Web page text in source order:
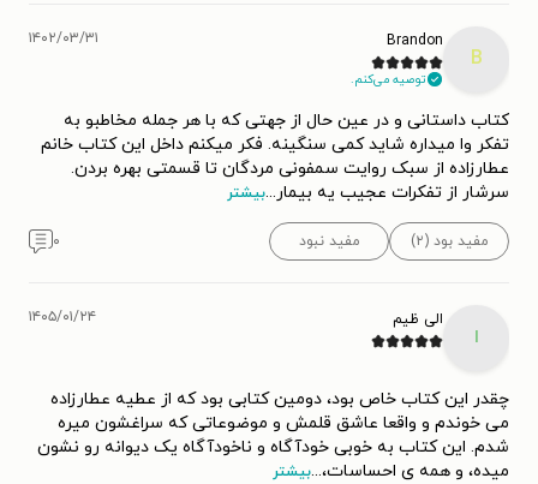
B
Brandon
توصیه می‌کنم.
۱۴۰۲/۰۳/۳۱
کتاب داستانی و در عین حال از جهتی که با هر جمله مخاطبو به
تفکر وا میداره شاید کمی سنگینه. فکر میکنم داخل این کتاب خانم‌
عطارزاده از سبک روایت سمفونی مردگان تا قسمتی بهره بردن.
سرشار از تفکرات عجیب یه بیمار...بیشتر
مفید بود (۲) مفید نبود ۰
ا
الی ظیم ۱۴۰۵/۰۱/۲۴
چقدر این کتاب خاص بود، دومین کتابی بود که از عطیه عطارزاده
می خوندم و واقعا عاشق قلمش و موضوعاتی که سراغشون میره
شدم. این کتاب به خوبی خودآگاه و ناخودآگاه یک دیوانه رو نشون
میده، و همه ی احساسات،...بیشتر